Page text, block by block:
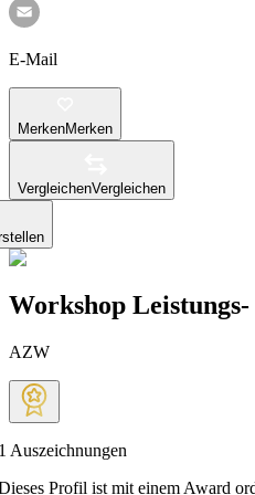
E-Mail
MerkenMerken
VergleichenVergleichen
Workshop
AZW
Auszeichnungen
Profil ist mit einem Award